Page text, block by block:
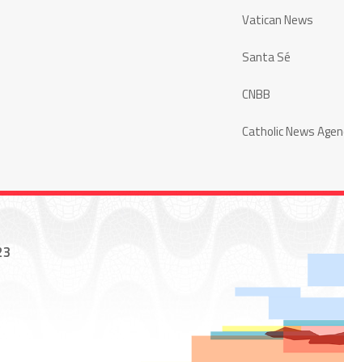
Vatican News
Santa Sé
CNBB
Catholic News